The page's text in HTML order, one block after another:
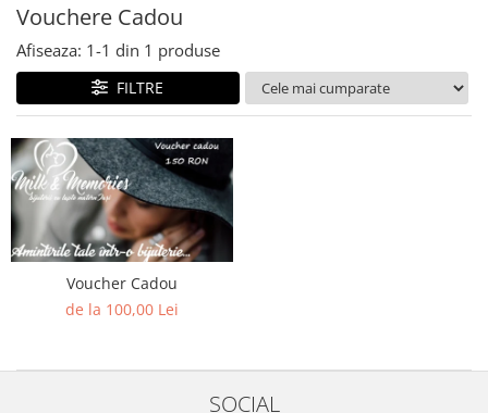
Cercei
Cercei aur
Cercei argint
Inele
Inele aur
Inele argint
Pandantive
Pandantive aur
Pandantive argint
Vouchere Cadou
Seturi din argint
Vouchere Cadou
Afiseaza: 1-1 din 1 produse
FILTRE
Voucher Cadou
de la 100,00 Lei
SOCIAL